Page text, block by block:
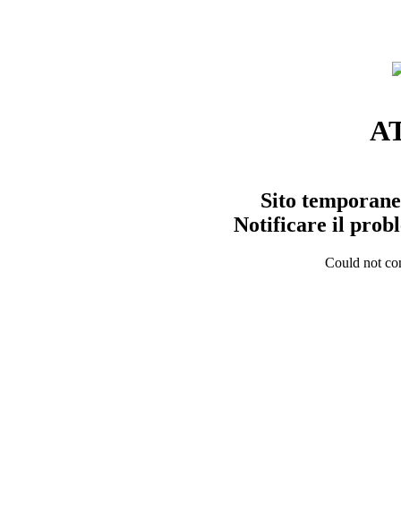
Sito
Notificare il
Could not